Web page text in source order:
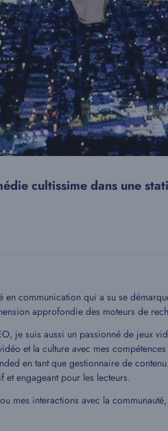
cultissime dans une
en communication qui a su se
approfondie des moteurs de
je suis aussi un passionné de jeux
et la culture avec mes
en tant que gestionnaire de
engageant pour les lecteurs.
mes interactions avec la